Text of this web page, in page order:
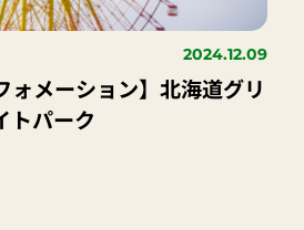
2024.12.09
ォメーション】北海道グリ
トパーク